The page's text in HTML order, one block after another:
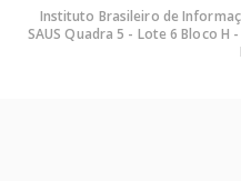
Instituto Brasileiro de
SAUS Quadra 5 - Lote 6 Bloco H